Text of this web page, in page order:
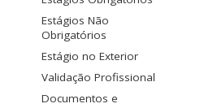
Estágios Não
Obrigatórios
Estágio no Exterior
Validação Profissional
Documentos e